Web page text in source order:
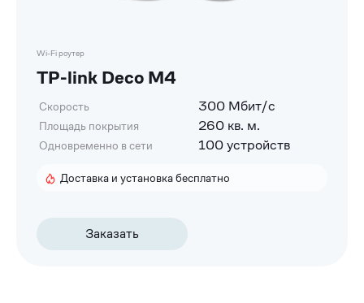
Wi-Fi роутер
TP-link Deco M4
Скорость 300 Мбит/с
Площадь покрытия 260 кв. м.
Одновременно в сети 100 устройств
Доставка и установка бесплатно
Заказать